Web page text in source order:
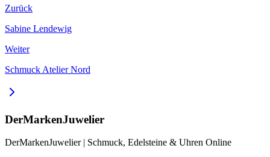
Zurück
Sabine Lendewig
Weiter
Schmuck Atelier Nord
DerMarkenJuwelier
DerMarkenJuwelier | Schmuck, Edelsteine & Uhren Online